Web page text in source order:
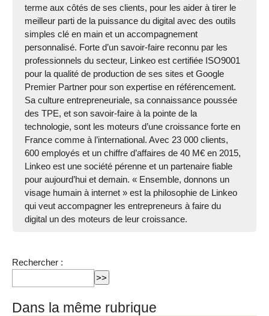
terme aux côtés de ses clients, pour les aider à tirer le
meilleur parti de la puissance du digital avec des outils
simples clé en main et un accompagnement
personnalisé. Forte d’un savoir-faire reconnu par les
professionnels du secteur, Linkeo est certifiée ISO9001
pour la qualité de production de ses sites et Google
Premier Partner pour son expertise en référencement.
Sa culture entrepreneuriale, sa connaissance poussée
des TPE, et son savoir-faire à la pointe de la
technologie, sont les moteurs d’une croissance forte en
France comme à l’international. Avec 23 000 clients,
600 employés et un chiffre d’affaires de 40 M€ en 2015,
Linkeo est une société pérenne et un partenaire fiable
pour aujourd’hui et demain. « Ensemble, donnons un
visage humain à internet » est la philosophie de Linkeo
qui veut accompagner les entrepreneurs à faire du
digital un des moteurs de leur croissance.
Rechercher :
Dans la même rubrique